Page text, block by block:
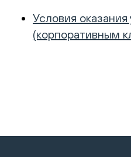
Условия оказания
(корпоративным